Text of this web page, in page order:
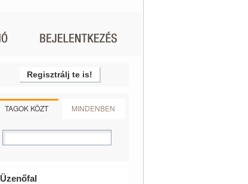
Regisztrálj te is!
TAGOK KÖZT MINDENBEN
Üzenőfal